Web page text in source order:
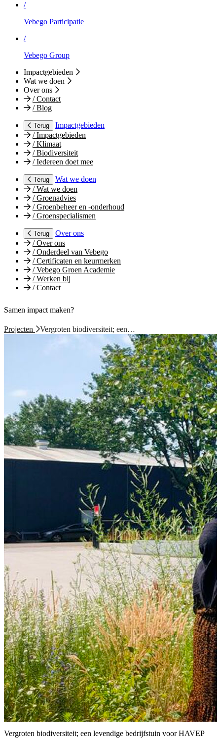
/
Vebego Participatie
/
Vebego Group
Impactgebieden
Wat we doen
Over ons
/Contact
/Blog
Terug
Impactgebieden
/Impactgebieden
/Klimaat
/Biodiversiteit
/Iedereen doet mee
Terug
Wat we doen
/Wat we doen
/Groenadvies
/Groenbeheer en -onderhoud
/Groenspecialismen
Terug
Over ons
/Over ons
/Onderdeel van Vebego
/Certificaten en keurmerken
/Vebego Groen Academie
/Werken bij
/Contact
Samen impact maken?
Projecten Vergroten biodiversiteit; een…
Vergroten biodiversiteit; een levendige bedrijfstuin voor HAVEP